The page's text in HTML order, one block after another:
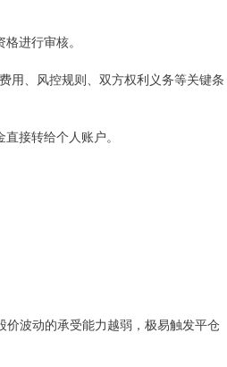
进行审核。
用、风控规则、双方权利义务等关键条
接转给个人账户。
波动的承受能力越弱，极易触发平仓